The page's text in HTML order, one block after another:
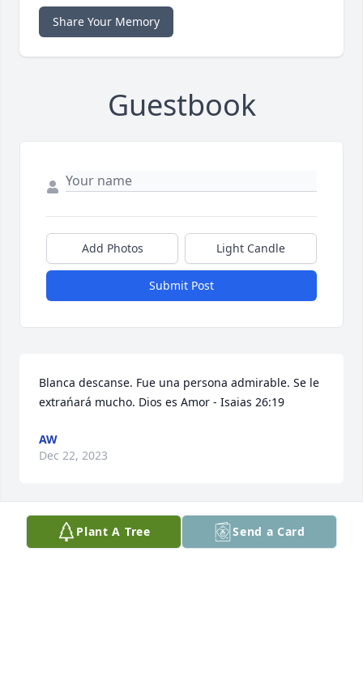
Share Your Memory
Guestbook
Add Photos Light Candle
Submit Post
Blanca descanse. Fue una persona admirable. Se le
extrańará mucho. Dios es Amor - Isaias 26:19
AW
Dec 22, 2023
De Parte de Esteban y Magaly Garza
Plant A Tree Send a Card